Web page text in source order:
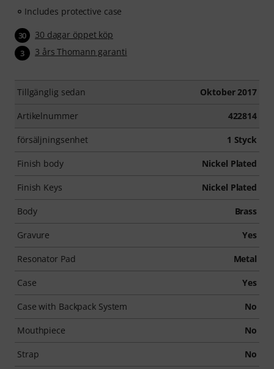
Includes protective case
30 30 dagar öppet köp
3 3 års Thomann garanti
Tillgänglig sedan Oktober 2017
Artikelnummer 422814
försäljningsenhet 1 Styck
Finish body Nickel Plated
Finish Keys Nickel Plated
Body Brass
Gravure Yes
Resonator Pad Metal
Case Yes
Case with Backpack System No
Mouthpiece No
Strap No